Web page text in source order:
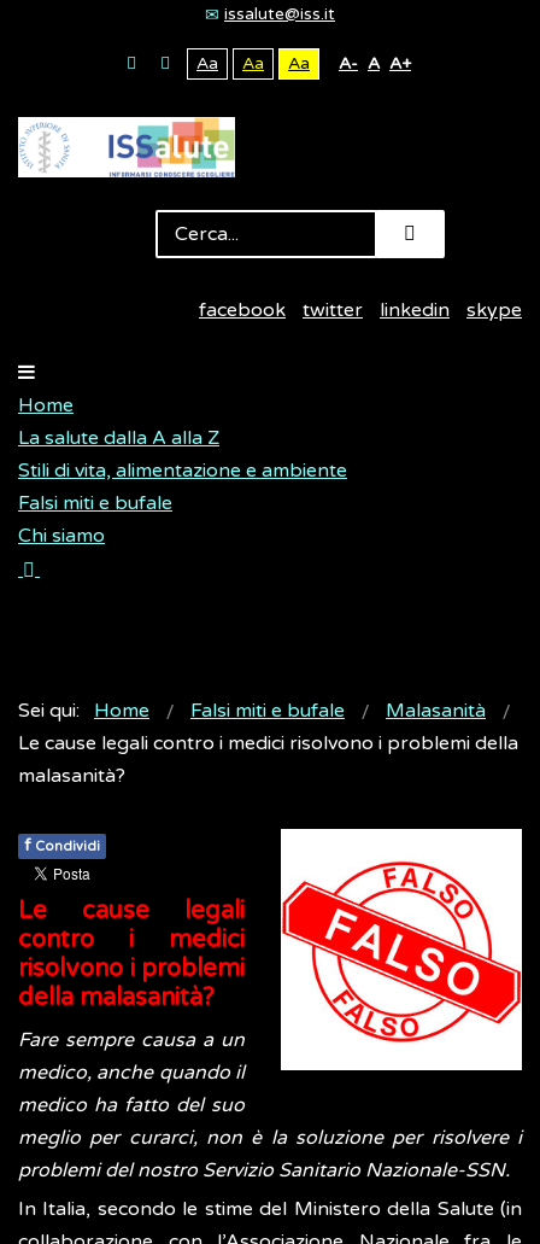
issalute@iss.it
Aa Aa Aa A- A A+
facebook twitter linkedin skype
Home
La salute dalla A alla Z
Stili di vita, alimentazione e ambiente
Falsi miti e bufale
Chi siamo
Sei qui: Home Falsi miti e bufale
Malasanità
Le cause legali contro i medici risolvono i problemi della
malasanità?
f Condividi
Le cause legali
contro i medici
risolvono i problemi
della malasanità?
Fare sempre causa a un
medico, anche quando il
medico ha fatto del suo
meglio per curarci, non è la soluzione per risolvere i
problemi del nostro Servizio Sanitario Nazionale-SSN.
In Italia, secondo le stime del Ministero della Salute (in